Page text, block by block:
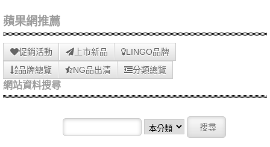
蘋果網推薦
促銷活動 上市新品
LINGO品牌
品牌總覽
NG品出清 分類總覽
網站資料搜尋